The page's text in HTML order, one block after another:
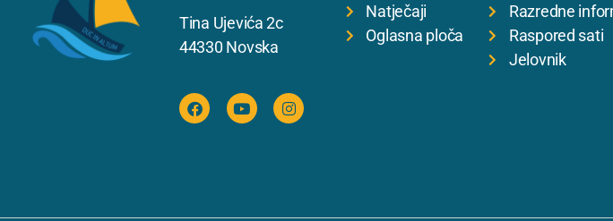
Tina Ujevića 2c
44330 Novska
Natječaji
Oglasna ploča
Razredne
Raspored sati
Jelovnik